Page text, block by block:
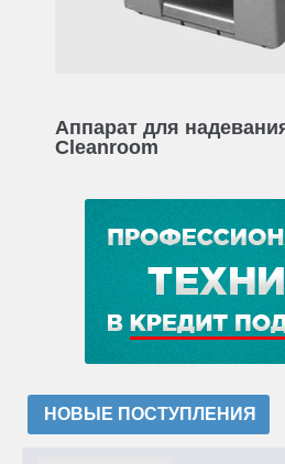
Аппарат для
Cleanroom
НОВЫЕ ПОСТУПЛЕНИЯ